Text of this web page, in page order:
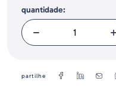
quantidade:
partilhe